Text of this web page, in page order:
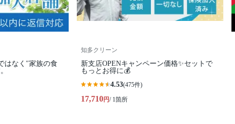
はなく″家族の食
知多クリーン
新支店OPENキャンペーン価格✨セットで
もっとお得に💰
4.53(475件)
17,710円/ 1箇所